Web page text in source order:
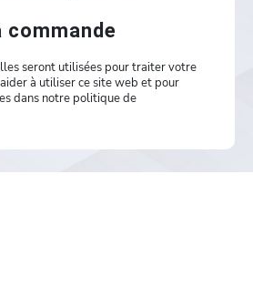
commande
seront utilisées pour traiter votre
à utiliser ce site web et pour
dans notre politique de